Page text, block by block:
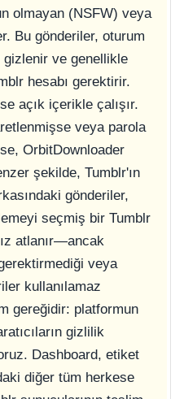
olmayan (NSFW) veya
Bu gönderiler, oturum
gizlenir ve genellikle
hesabı gerektirir.
açık içerikle çalışır.
veya parola
OrbitDownloader
şekilde, Tumblr'ın
gönderiler,
seçmiş bir Tumblr
atlanır—ancak
veya
kullanılamaz
gereğidir: platformun
gizlilik
Dashboard, etiket
diğer tüm herkese